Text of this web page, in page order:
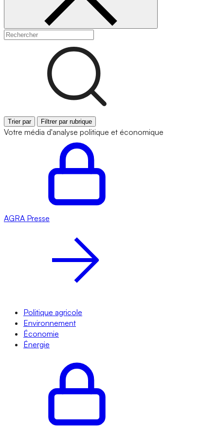
Trier par Filtrer par rubrique
Votre média d'analyse politique et économique
AGRA Presse
Politique agricole
Environnement
Économie
Énergie